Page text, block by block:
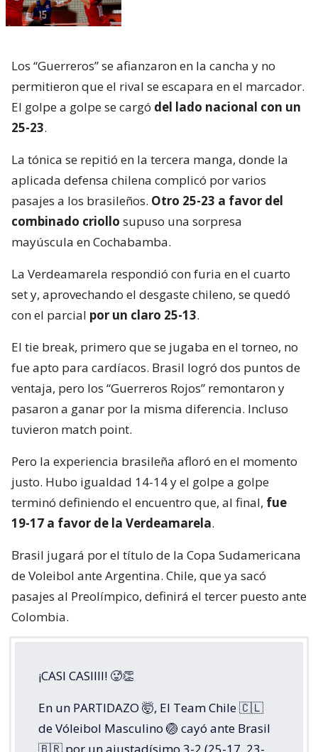
Los “Guerreros” se afianzaron en la cancha y no
permitieron que el rival se escapara en el marcador.
El golpe a golpe se cargó del lado nacional con un
25-23.
La tónica se repitió en la tercera manga, donde la
aplicada defensa chilena complicó por varios
pasajes a los brasileños. Otro 25-23 a favor del
combinado criollo supuso una sorpresa
mayúscula en Cochabamba.
La Verdeamarela respondió con furia en el cuarto
set y, aprovechando el desgaste chileno, se quedó
con el parcial por un claro 25-13.
El tie break, primero que se jugaba en el torneo, no
fue apto para cardíacos. Brasil logró dos puntos de
ventaja, pero los “Guerreros Rojos” remontaron y
pasaron a ganar por la misma diferencia. Incluso
tuvieron match point.
Pero la experiencia brasileña afloró en el momento
justo. Hubo igualdad 14-14 y el golpe a golpe
terminó definiendo el encuentro que, al final, fue
19-17 a favor de la Verdeamarela.
Brasil jugará por el título de la Copa Sudamericana
de Voleibol ante Argentina. Chile, que ya sacó
pasajes al Preolímpico, definirá el tercer puesto ante
Colombia.
¡CASI CASIIII! 🥵👏
En un PARTIDAZO 🤯, El Team Chile 🇨🇱
de Vóleibol Masculino 🏐 cayó ante Brasil